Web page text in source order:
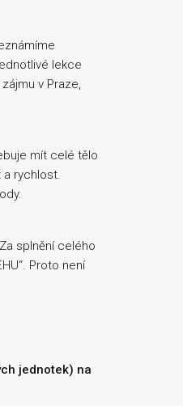
lekce
v Praze,
mít celé tělo
a rychlost.
splnění celého
Proto není
jednotek) na